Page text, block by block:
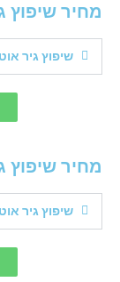
מחיר שיפוץ
שיפוץ גיר
מחיר שיפוץ
שיפוץ גיר